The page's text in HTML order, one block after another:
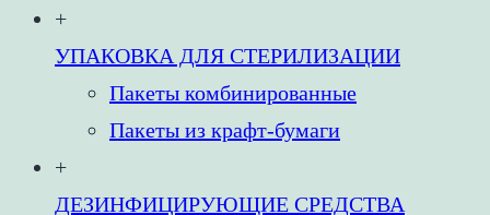
+
УПАКОВКА ДЛЯ СТЕРИЛИЗАЦИИ
Пакеты комбинированные
Пакеты из крафт-бумаги
+
ДЕЗИНФИЦИРУЮЩИЕ СРЕДСТВА